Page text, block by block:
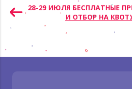
записям
28-29 ИЮЛЯ БЕСПЛАТНЫЕ
И ОТБОР НА